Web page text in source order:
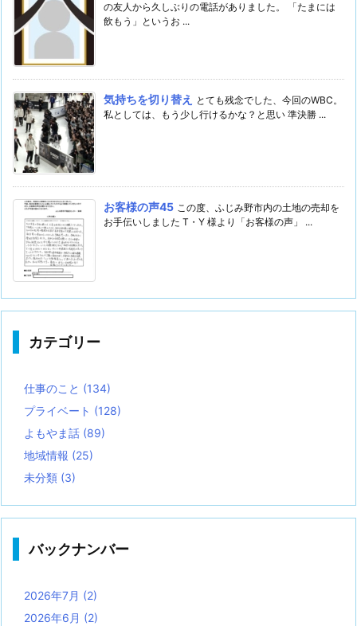
の友人から久しぶりの電話がありました。 「たまには
飲もう」というお ...
気持ちを切り替え
とても残念でした、今回のWBC。
私としては、もう少し行けるかな？と思い 準決勝 ...
お客様の声45 この度、ふじみ野市内の土地の売却を
お手伝いしました T・Y 様より「お客様の声」 ...
カテゴリー
仕事のこと (134)
プライベート (128)
よもやま話 (89)
地域情報 (25)
未分類 (3)
バックナンバー
2026年7月 (2)
2026年6月 (2)